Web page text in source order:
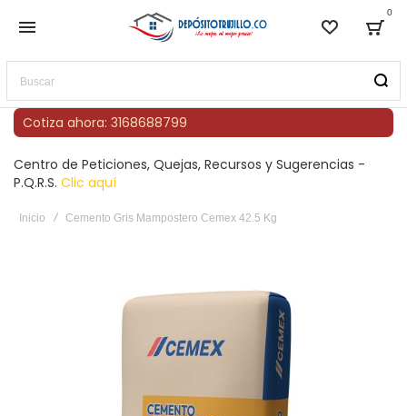
Lista de
0
Buscar
Cotiza ahora: 3168688799
Centro de Peticiones, Quejas, Recursos y Sugerencias -
P.Q.R.S. Clic aquí
Inicio Cemento Gris Mampostero Cemex 42.5 Kg